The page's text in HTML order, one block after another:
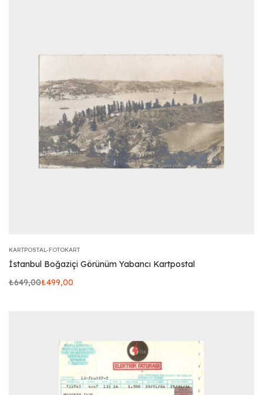
KARTPOSTAL-FOTOKART
İstanbul Boğaziçi Görünüm Yabancı Kartpostal
₺649,00₺499,00